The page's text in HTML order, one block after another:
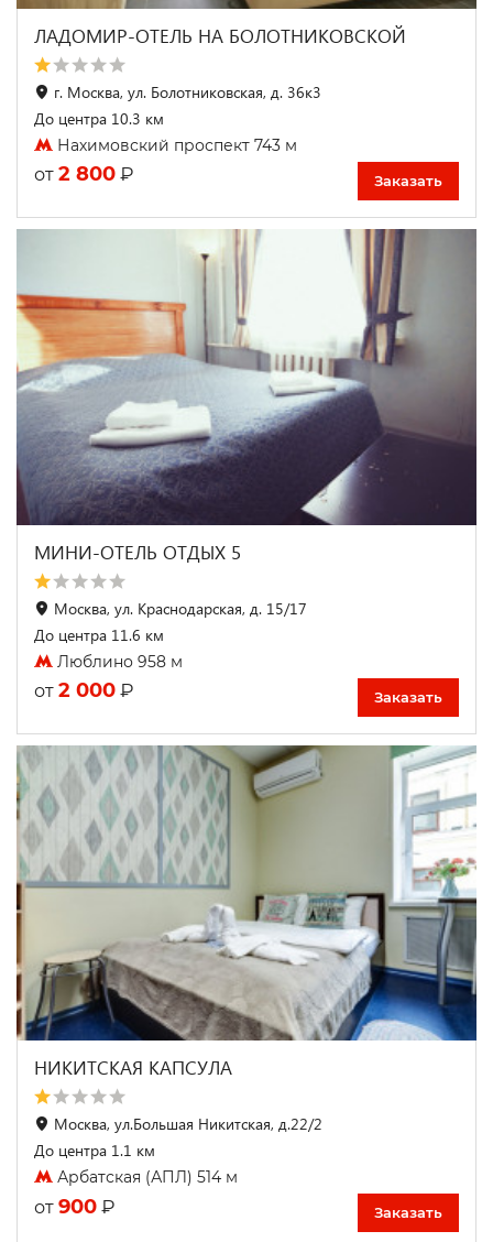
ЛАДОМИР-ОТЕЛЬ НА БОЛОТНИКОВСКОЙ
г. Москва, ул. Болотниковская, д. 36к3
До центра 10.3 км
Нахимовский проспект 743 м
от 2 800 ₽ Заказать
МИНИ-ОТЕЛЬ ОТДЫХ 5
Москва, ул. Краснодарская, д. 15/17
До центра 11.6 км
Люблино 958 м
от 2 000 ₽ Заказать
НИКИТСКАЯ КАПСУЛА
Москва, ул.Большая Никитская, д.22/2
До центра 1.1 км
Арбатская (АПЛ) 514 м
от 900 ₽ Заказать